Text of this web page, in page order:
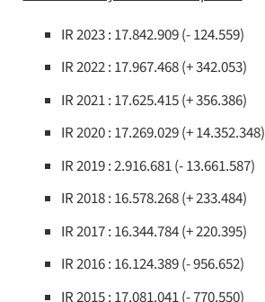
IR 2023 : 17.842.909 (- 124.559)
IR 2022 : 17.967.468 (+ 342.053)
IR 2021 : 17.625.415 (+ 356.386)
IR 2020 : 17.269.029 (+ 14.352.348)
IR 2019 : 2.916.681 (- 13.661.587)
IR 2018 : 16.578.268 (+ 233.484)
IR 2017 : 16.344.784 (+ 220.395)
IR 2016 : 16.124.389 (- 956.652)
IR 2015 : 17.081.041 (- 770.550)